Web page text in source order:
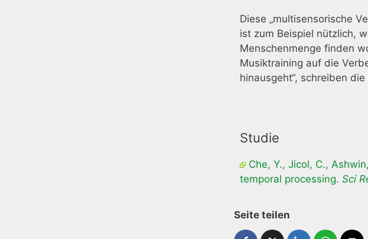
Diese „multisensorische
ist zum Beispiel nützlich,
Menschenmenge finden
Musiktraining auf die
hinausgeht“, schreiben
Studie
Che, Y., Jicol, C.,
temporal processing. Sci
Seite teilen